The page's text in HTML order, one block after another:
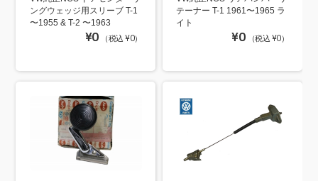
ングウェッジ用スリーブ T-1
〜1955 & T-2 〜1963
¥0 （税込 ¥0）
テーナー T-1 1961〜1965 ラ
イト
¥0 （税込 ¥0）